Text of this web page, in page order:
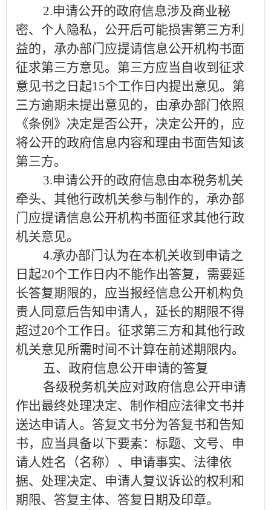
2.申请公开的政府信息涉及商业秘
密、个人隐私，公开后可能损害第三方利
益的，承办部门应提请信息公开机构书面
征求第三方意见。第三方应当自收到征求
意见书之日起15个工作日内提出意见。第
三方逾期未提出意见的，由承办部门依照
《条例》决定是否公开，决定公开的，应
将公开的政府信息内容和理由书面告知该
第三方。
3.申请公开的政府信息由本税务机关
牵头、其他行政机关参与制作的，承办部
门应提请信息公开机构书面征求其他行政
机关意见。
4.承办部门认为在本机关收到申请之
日起20个工作日内不能作出答复，需要延
长答复期限的，应当报经信息公开机构负
责人同意后告知申请人，延长的期限不得
超过20个工作日。征求第三方和其他行政
机关意见所需时间不计算在前述期限内。
五、政府信息公开申请的答复
各级税务机关应对政府信息公开申请
作出最终处理决定、制作相应法律文书并
送达申请人。 答复文书分为答复书和告知
书， 应当具备以下要素：标题、文号、申
请人姓名（名称）、申请事实、法律依
据、处理决定、申请人复议诉讼的权利和
期限、答复主体、答复日期及印章。